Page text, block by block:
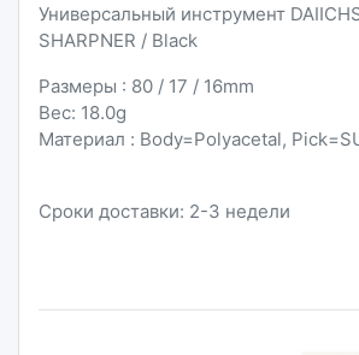
Универсальный инструмент
SHARPNER / Black
Размеры : 80 / 17 / 16mm
Вес: 18.0g
Материал : Body=Polyacetal,
Сроки доставки: 2-3 недели